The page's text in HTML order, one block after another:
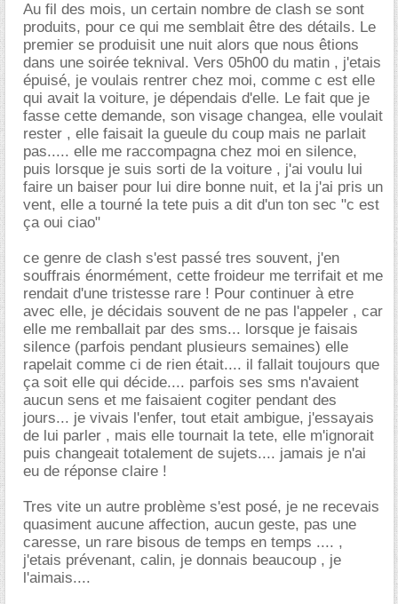
Au fil des mois, un certain nombre de clash se sont
produits, pour ce qui me semblait être des détails. Le
premier se produisit une nuit alors que nous êtions
dans une soirée teknival. Vers 05h00 du matin , j'etais
épuisé, je voulais rentrer chez moi, comme c est elle
qui avait la voiture, je dépendais d'elle. Le fait que je
fasse cette demande, son visage changea, elle voulait
rester , elle faisait la gueule du coup mais ne parlait
pas..... elle me raccompagna chez moi en silence,
puis lorsque je suis sorti de la voiture , j'ai voulu lui
faire un baiser pour lui dire bonne nuit, et la j'ai pris un
vent, elle a tourné la tete puis a dit d'un ton sec "c est
ça oui ciao"
ce genre de clash s'est passé tres souvent, j'en
souffrais énormément, cette froideur me terrifait et me
rendait d'une tristesse rare ! Pour continuer à etre
avec elle, je décidais souvent de ne pas l'appeler , car
elle me remballait par des sms... lorsque je faisais
silence (parfois pendant plusieurs semaines) elle
rapelait comme ci de rien était.... il fallait toujours que
ça soit elle qui décide.... parfois ses sms n'avaient
aucun sens et me faisaient cogiter pendant des
jours... je vivais l'enfer, tout etait ambigue, j'essayais
de lui parler , mais elle tournait la tete, elle m'ignorait
puis changeait totalement de sujets.... jamais je n'ai
eu de réponse claire !
Tres vite un autre problème s'est posé, je ne recevais
quasiment aucune affection, aucun geste, pas une
caresse, un rare bisous de temps en temps .... ,
j'etais prévenant, calin, je donnais beaucoup , je
l'aimais....